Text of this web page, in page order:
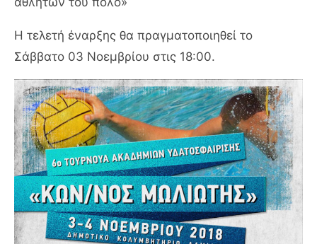
Η τελετή έναρξης θα πραγματοποιηθεί το
Σάββατο 03 Νοεμβρίου στις 18:00.